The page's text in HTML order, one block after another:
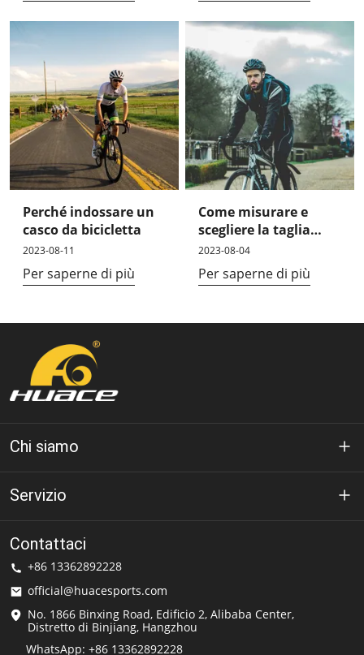
Perché indossare un
casco da bicicletta
2023-08-11
Per saperne di più
Come misurare e
scegliere la taglia
perfetta per il casco
da bici
2023-08-04
Per saperne di più
Chi siamo
A proposito di Huáce
Soluzione
Servizio
politica sulla riservatezza
Termini di utilizzo
Servizio di spedizione
Domande frequenti
Contattaci
+86 13362892228
official@huacesports.com
No. 1866 Binxing Road, Edificio 2, Alibaba Center,
Distretto di Binjiang, Hangzhou
WhatsApp: +86 13362892228